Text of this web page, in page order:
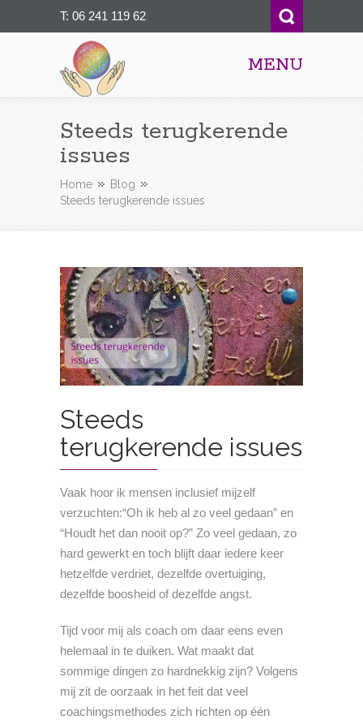
T: 06 241 119 62
MENU
Steeds terugkerende
issues
Home
Blog
Steeds terugkerende issues
Steeds
terugkerende issues
Vaak hoor ik mensen inclusief mijzelf
verzuchten:“Oh ik heb al zo veel gedaan” en
“Houdt het dan nooit op?” Zo veel gedaan, zo
hard gewerkt en toch blijft daar iedere keer
hetzelfde verdriet, dezelfde overtuiging,
dezelfde boosheid of dezelfde angst.
Tijd voor mij als coach om daar eens even
helemaal in te duiken. Wat maakt dat
sommige dingen zo hardnekkig zijn? Volgens
mij zit de oorzaak in het feit dat veel
coachingsmethodes zich richten op één